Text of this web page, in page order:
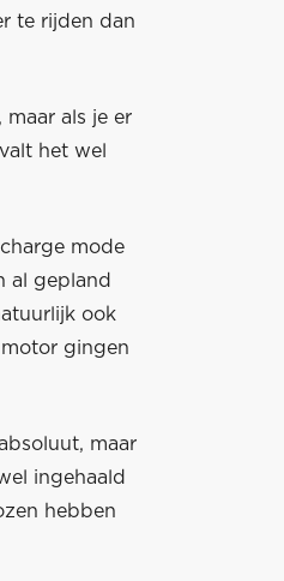
te rijden dan
als je er
het wel
mode
al gepland
ook
gingen
maar
ingehaald
hebben